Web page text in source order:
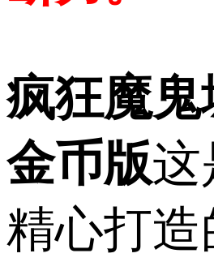
疯狂魔鬼
金币版这
精心打造